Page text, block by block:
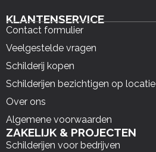
KLANTENSERVICE
Contact formulier
Veelgestelde vragen
Schilderij kopen
Schilderijen bezichtigen op locatie
Over ons
Algemene voorwaarden
ZAKELIJK & PROJECTEN
Schilderijen voor bedrijven